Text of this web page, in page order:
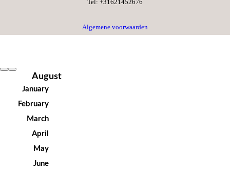
Tel: +31621452676​
Algemene voorwaarden
August
January
February
March
April
May
June